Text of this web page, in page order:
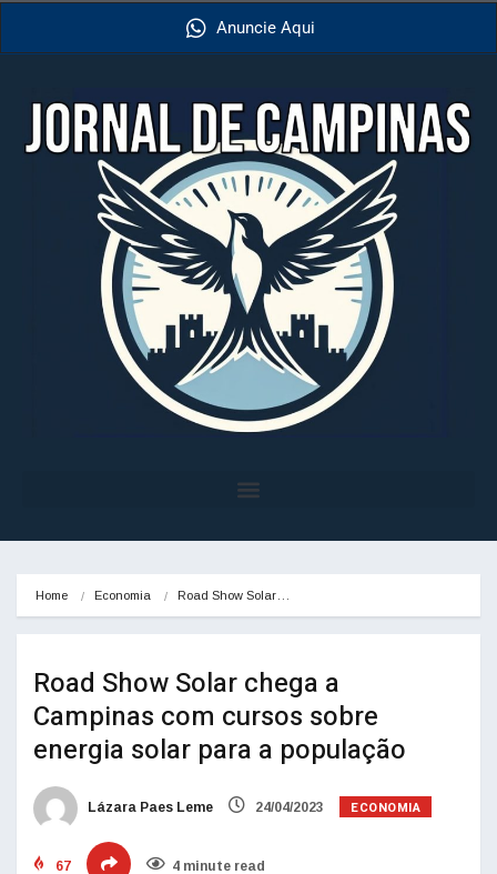
Anuncie Aqui
Home Economia Road Show Solar…
Road Show Solar chega a
Campinas com cursos sobre
energia solar para a população
Lázara Paes Leme 24/04/2023 ECONOMIA
67 4 minute read